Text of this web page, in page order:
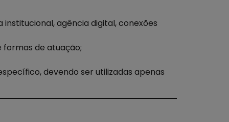
institucional, agência digital, conexões
formas de atuação;
devendo ser utilizadas apenas